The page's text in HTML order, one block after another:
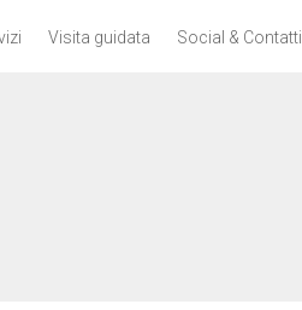
Visita guidata Social & Contatti